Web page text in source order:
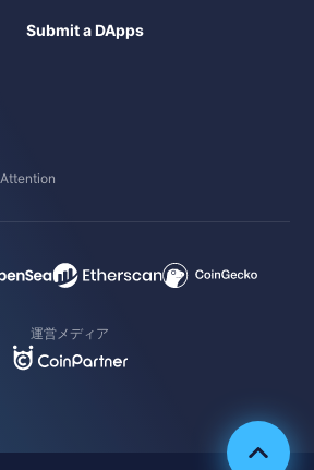
Submit a DApps
Attention
運営メディア